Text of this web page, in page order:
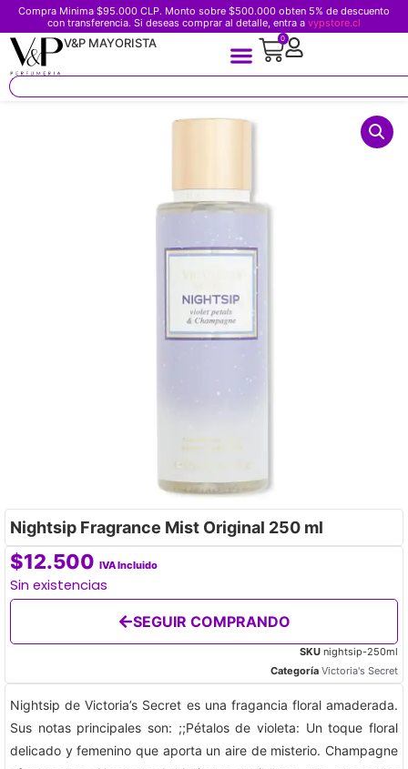
Compra Minima $95.000 CLP. Monto sobre $500.000 obten 5% de descuento
con transferencia. Si deseas comprar al detalle, entra a vypstore.cl
V&P MAYORISTA 0
Nightsip Fragrance Mist Original 250 ml
$12.500 IVA Incluido
Sin existencias
SEGUIR COMPRANDO
SKU nightsip-250ml
Categoría Victoria's Secret
Nightsip de Victoria’s Secret es una fragancia floral amaderada.
Sus notas principales son: ;;Pétalos de violeta: Un toque floral
delicado y femenino que aporta un aire de misterio. Champagne